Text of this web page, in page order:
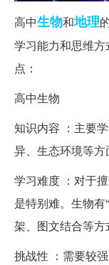
高中生物和地理
学习能力和思维
点：
高中生物
知识内容 ：主要
异、生态环境等方
学习难度 ：对于
是特别难。生物有
架、图文结合等方
挑战性 ：需要较